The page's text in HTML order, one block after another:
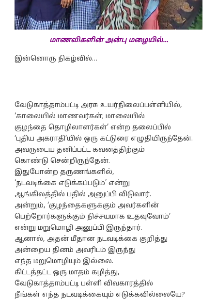
மாணவிகளின் அன்பு மழையில்…
இன்னொரு நிகழ்வில்…
வேடுகாத்தாம்பட்டி அரசு உயர்நிலைப்பள்ளியில்,
‘காலையில் மாணவர்கள்; மாலையில்
குழந்தை தொழிலாளர்கள்’ என்ற தலைப்பில்
‘புதிய அகராதி’யில் ஒரு கட்டுரை எழுதியிருந்தேன்.
அவருடைய தனிப்பட்ட கவனத்திற்கும்
கொண்டு சென்றிருந்தேன்.
இதுபோன்ற தருணங்களில்,
‘நடவடிக்கை எடுக்கப்படும்’ என்று
ஆங்கிலத்தில் பதில் அனுப்பி விடுவார்.
அன்றும், ‘குழந்தைகளுக்கும் அவர்களின்
பெற்றோர்களுக்கும் நிச்சயமாக உதவுவோம்’
என்று மறுமொழி அனுப்பி இருந்தார்.
ஆனால், அதன் மீதான நடவடிக்கை குறித்து
அன்றைய தினம் அவரிடம் இருந்து
எந்த மறுமொழியும் இல்லை.
கிட்டத்தட்ட ஒரு மாதம் கழித்து,
வேடுகாத்தாம்பட்டி பள்ளி விவகாரத்தில்
நீங்கள் எந்த நடவடிக்கையும் எடுக்கவில்லையே?